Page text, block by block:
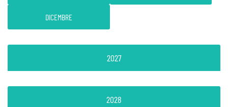
DICEMBRE
2027
2028